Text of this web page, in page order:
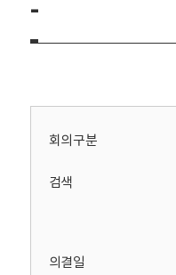
위
회
-
회의구분
검색
의결일